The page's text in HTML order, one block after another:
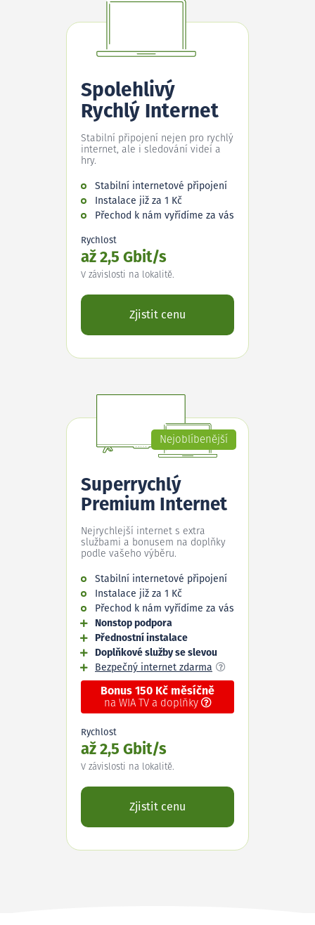
Spolehlivý
Rychlý Internet
Stabilní připojení nejen pro rychlý
internet, ale i sledování videí a
hry.
Stabilní internetové připojení
Instalace již za 1 Kč
Přechod k nám vyřídíme za vás
Rychlost
až 2,5 Gbit/s
V závislosti na lokalitě.
Zjistit cenu
Nejoblíbenější
Superrychlý
Premium Internet
Nejrychlejší internet s extra
službami a bonusem na doplňky
podle vašeho výběru.
Stabilní internetové připojení
Instalace již za 1 Kč
Přechod k nám vyřídíme za vás
Nonstop podpora
Přednostní instalace
Doplňkové služby se slevou
Bezpečný internet zdarma
Bonus 150 Kč měsíčně
na WIA TV a doplňky
Rychlost
až 2,5 Gbit/s
V závislosti na lokalitě.
Zjistit cenu